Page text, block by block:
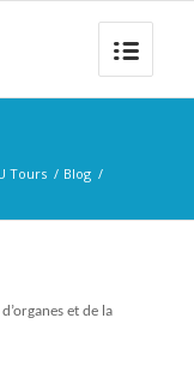
Tours / Blog /
et de la